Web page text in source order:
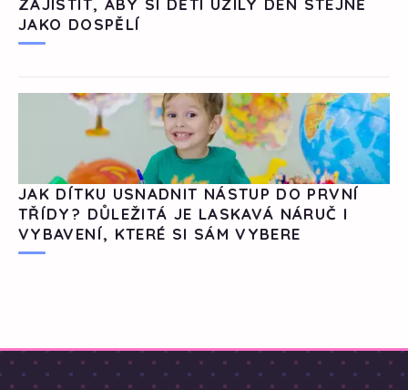
ZAJISTIT, ABY SI DĚTI UŽILY DEN STEJNĚ
JAKO DOSPĚLÍ
JAK DÍTKU USNADNIT NÁSTUP DO PRVNÍ
TŘÍDY? DŮLEŽITÁ JE LASKAVÁ NÁRUČ I
VYBAVENÍ, KTERÉ SI SÁM VYBERE